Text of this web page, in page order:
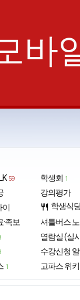
바
59
이
족보
1
학생회 1
강의평가
restaurant 학생식
셔틀버스
열람실 (실
수강신청
고파스 위키